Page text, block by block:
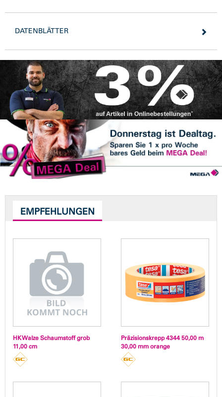
DATENBLÄTTER
EMPFEHLUNGEN
HK Walze Schaumstoff grob
11,00 cm
Präzisionskrepp 4344 50,00 m
30,00 mm orange